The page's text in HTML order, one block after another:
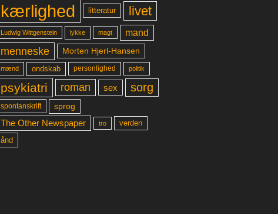
kærlighed litteratur livet
Ludwig Wittgenstein lykke magt mand
menneske Morten Hjerl-Hansen
mænd ondskab personlighed politik
psykiatri roman sex sorg
spontanskrift sprog
The Other Newspaper tro verden
ånd